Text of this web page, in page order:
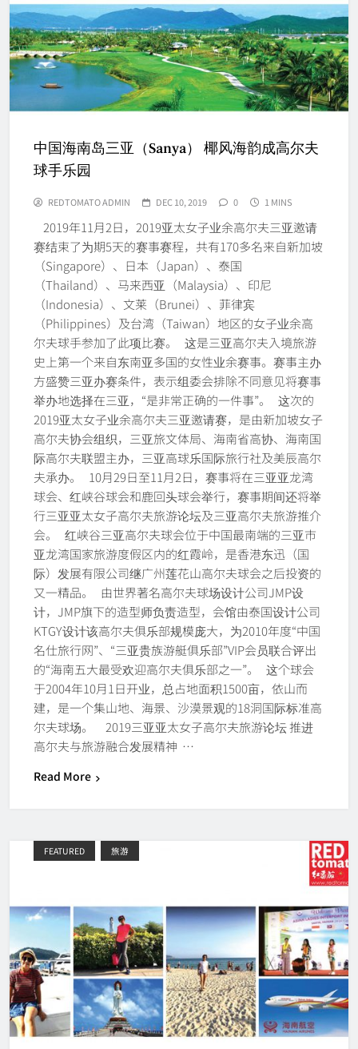
中国海南岛三亚（Sanya） 椰风海韵成高尔夫
球手乐园
REDTOMATO ADMIN DEC 10, 2019 0 1 MINS
2019年11月2日，2019亚太女子业余高尔夫三亚邀请
赛结束了为期5天的赛事赛程，共有170多名来自新加坡
（Singapore）、日本（Japan）、泰国
（Thailand）、马来西亚（Malaysia）、印尼
（Indonesia）、文莱（Brunei）、菲律宾
（Philippines）及台湾（Taiwan）地区的女子业余高
尔夫球手参加了此项比赛。 这是三亚高尔夫入境旅游
史上第一个来自东南亚多国的女性业余赛事。赛事主办
方盛赞三亚办赛条件，表示组委会排除不同意见将赛事
举办地选择在三亚，“是非常正确的一件事”。 这次的
2019亚太女子业余高尔夫三亚邀请赛，是由新加坡女子
高尔夫协会组织，三亚旅文体局、海南省高协、海南国
际高尔夫联盟主办，三亚高球乐国际旅行社及美辰高尔
夫承办。 10月29日至11月2日，赛事将在三亚亚龙湾
球会、红峡谷球会和鹿回头球会举行，赛事期间还将举
行三亚亚太女子高尔夫旅游论坛及三亚高尔夫旅游推介
会。 红峡谷三亚高尔夫球会位于中国最南端的三亚市
亚龙湾国家旅游度假区内的红霞岭，是香港东迅（国
际）发展有限公司继广州莲花山高尔夫球会之后投资的
又一精品。 由世界著名高尔夫球场设计公司JMP设
计，JMP旗下的造型师负责造型，会馆由泰国设计公司
KTGY设计该高尔夫俱乐部规模庞大，为2010年度“中国
名仕旅行网”、“三亚贵族游艇俱乐部”VIP会员联合评出
的“海南五大最受欢迎高尔夫俱乐部之一”。 这个球会
于2004年10月1日开业，总占地面积1500亩，依山而
建，是一个集山地、海景、沙漠景观的18洞国际标准高
尔夫球场。 2019三亚亚太女子高尔夫旅游论坛 推进
高尔夫与旅游融合发展精神 …
Read More
FEATURED 旅游